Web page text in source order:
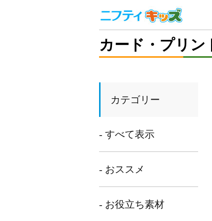
カード・プリン
カテゴリー
- すべて表示
- おススメ
- お役立ち素材